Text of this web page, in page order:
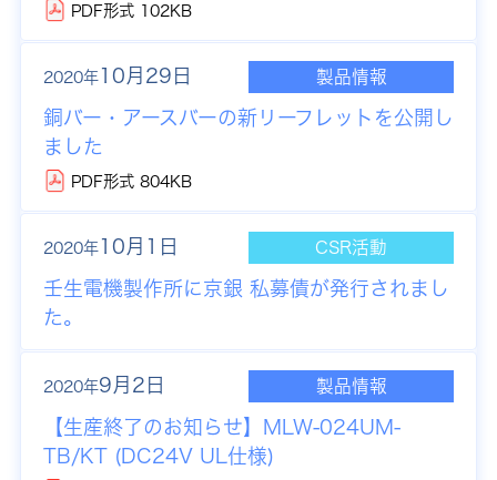
PDF形式 102KB
2020年10月29日 製品情報
銅バー・アースバーの新リーフレットを公開し
ました
PDF形式 804KB
2020年10月1日 CSR活動
壬生電機製作所に京銀 私募債が発行されまし
た。
2020年9月2日 製品情報
【生産終了のお知らせ】
MLW-024UM-
TB/KT (DC24V UL仕様)